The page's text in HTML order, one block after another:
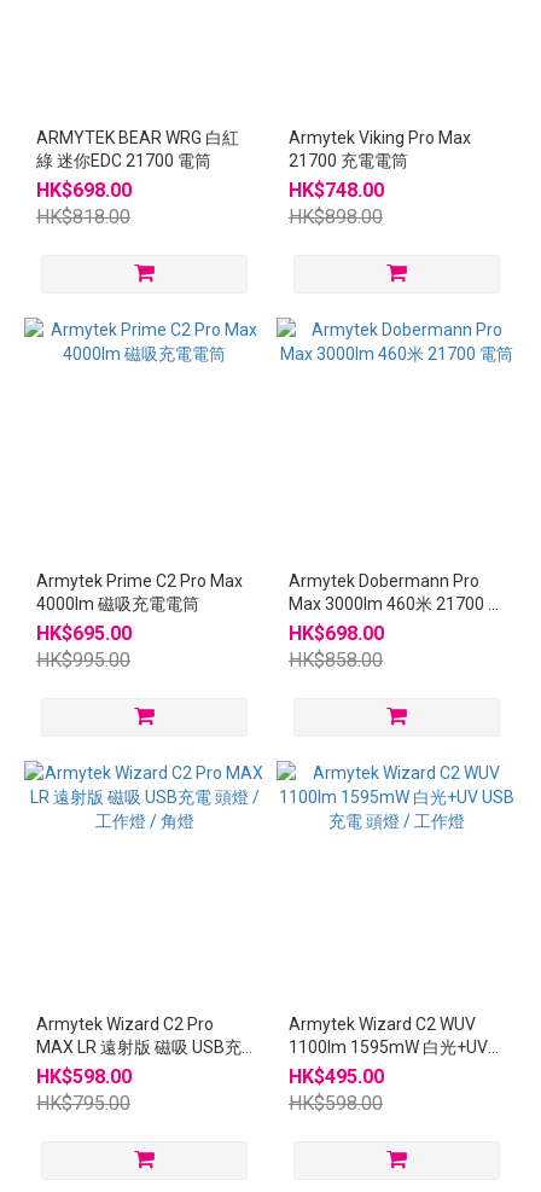
ARMYTEK BEAR WRG 白紅
綠 迷你EDC 21700 電筒
HK$698.00
HK$818.00
Armytek Viking Pro Max
21700 充電電筒
HK$748.00
HK$898.00
Armytek Prime C2 Pro Max
4000lm 磁吸充電電筒
HK$695.00
HK$995.00
Armytek Dobermann Pro
Max 3000lm 460米 21700 電
筒
HK$698.00
HK$858.00
Armytek Wizard C2 Pro
MAX LR 遠射版 磁吸 USB充
電 頭燈 / 工作燈 / 角燈
HK$598.00
HK$795.00
Armytek Wizard C2 WUV
1100lm 1595mW 白光+UV
USB充電 頭燈 / 工作燈
HK$495.00
HK$598.00